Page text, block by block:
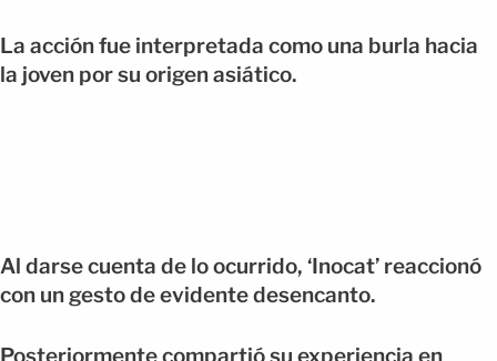
La acción fue interpretada como una burla hacia
la joven por su origen asiático.
Al darse cuenta de lo ocurrido, ‘Inocat’ reaccionó
con un gesto de evidente desencanto.
Posteriormente compartió su experiencia en